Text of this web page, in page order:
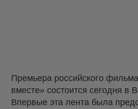
Премьера российского
вместе» состоится сегодня в
Впервые эта лента была